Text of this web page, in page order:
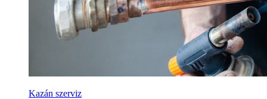
Kazán szerviz